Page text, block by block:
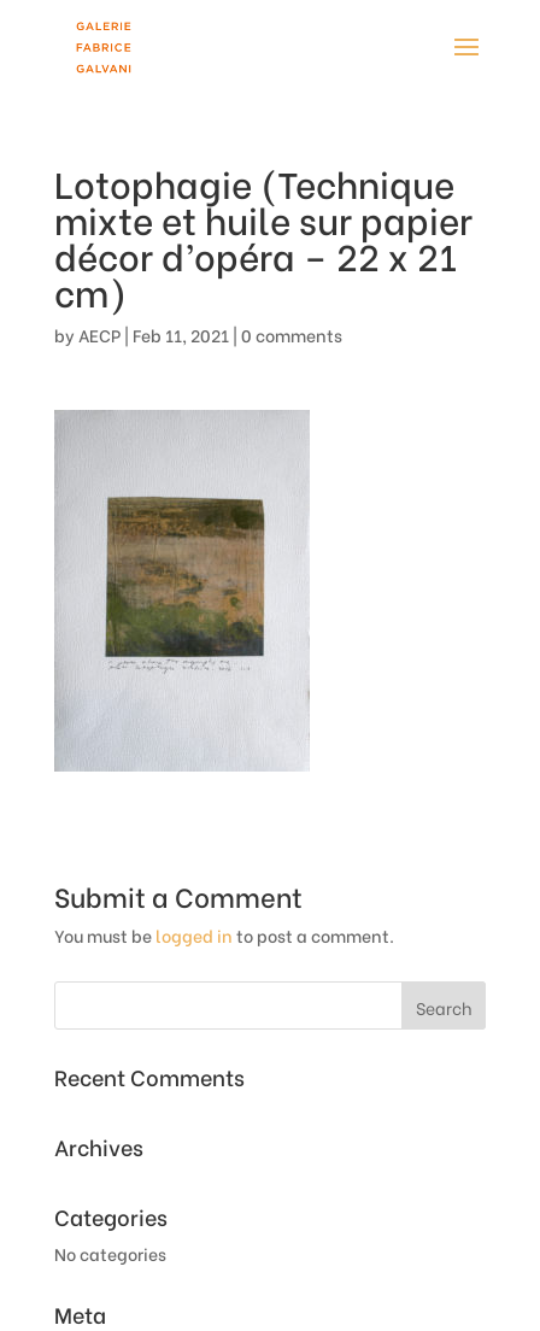
Lotophagie (Technique
mixte et huile sur papier
décor d’opéra – 22 x 21
cm)
by AECP| Feb 11, 2021 |0 comments
Submit a Comment
You must belogged into post a comment.
Recent Comments
Archives
Categories
No categories
Meta